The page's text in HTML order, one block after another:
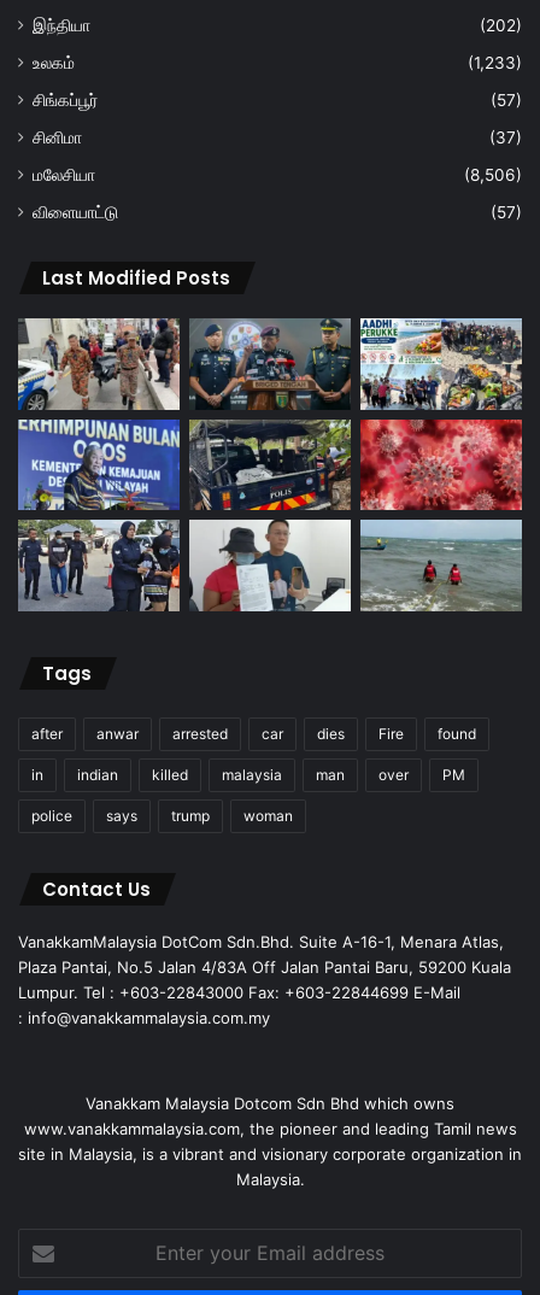
இந்தியா
(202)
உலகம்
(1,233)
சிங்கப்பூர்
(57)
சினிமா
(37)
மலேசியா
(8,506)
விளையாட்டு
(57)
Last Modified Posts
Tags
after anwar arrested car dies Fire found
in indian killed malaysia man over PM
police says trump woman
Contact Us
VanakkamMalaysia DotCom Sdn.Bhd. Suite A-16-1, Menara Atlas,
Plaza Pantai, No.5 Jalan 4/83A Off Jalan Pantai Baru, 59200 Kuala
Lumpur. Tel : +603-22843000 Fax: +603-22844699 E-Mail
: info@vanakkammalaysia.com.my
Vanakkam Malaysia Dotcom Sdn Bhd which owns
www.vanakkammalaysia.com, the pioneer and leading Tamil news
site in Malaysia, is a vibrant and visionary corporate organization in
Malaysia.
your
Email